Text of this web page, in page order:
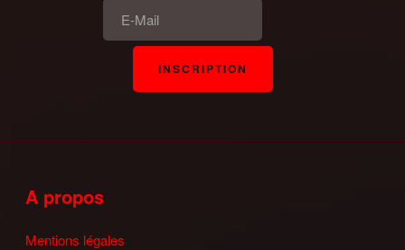
A propos
Mentions légales